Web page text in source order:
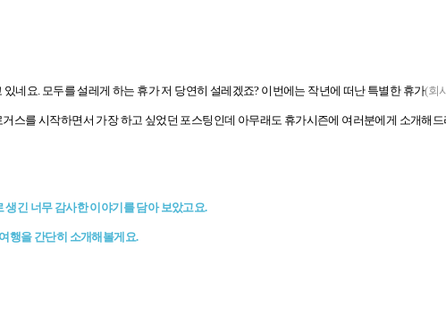
네요. 모두를 설레게 하는 휴가 저 당연히 설레겠죠? 이번에는 작년에 떠난 특별한 휴가(회
스를 시작하면서 가장 하고 싶었던 포스팅인데 아무래도 휴가시즌에 여러분에게 소개해
긴 너무 감사한 이야기를 담아 보았고요.
행을 간단히 소개해볼게요.